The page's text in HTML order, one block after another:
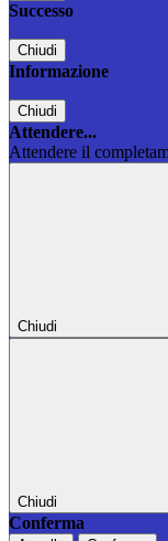
Successo
Chiudi
Informazione
Chiudi
Attendere...
Attendere il
Chiudi
Chiudi
Conferma